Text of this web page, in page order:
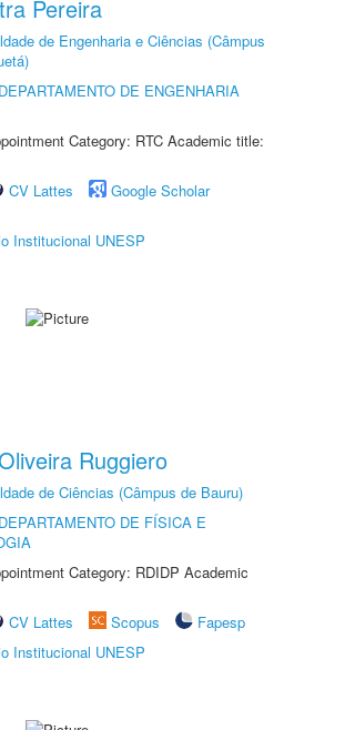
Pereira
de Engenharia e Ciências (Câmpus
DEPARTAMENTO DE ENGENHARIA
Category: RTC Academic title:
CV Lattes
Google Scholar
Institucional UNESP
Ruggiero
de Ciências (Câmpus de Bauru)
DEPARTAMENTO DE FÍSICA E
Category: RDIDP Academic
CV Lattes Scopus
Fapesp
Institucional UNESP